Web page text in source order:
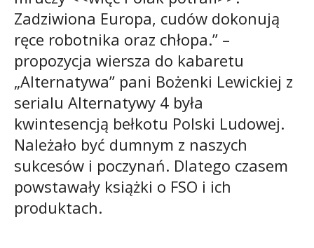
Zadziwiona Europa, cudów dokonują
ręce robotnika oraz chłopa.” –
propozycja wiersza do kabaretu
„Alternatywa” pani Bożenki Lewickiej z
serialu Alternatywy 4 była
kwintesencją bełkotu Polski Ludowej.
Należało być dumnym z naszych
sukcesów i poczynań. Dlatego czasem
powstawały książki o FSO i ich
produktach.